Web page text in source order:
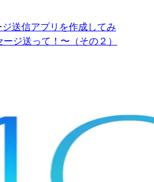
送信アプリを作成してみ
ジ送って！〜（その２）